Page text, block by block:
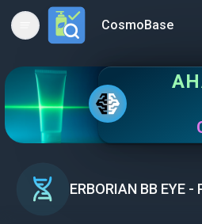
Open main menuCosmoBase
ERBORIAN BB EYE